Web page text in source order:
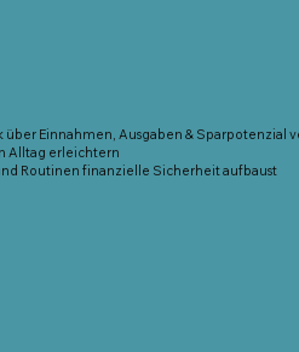
über Einnahmen, Ausgaben & Sparpotenzial
Alltag erleichtern
Routinen finanzielle Sicherheit aufbaust